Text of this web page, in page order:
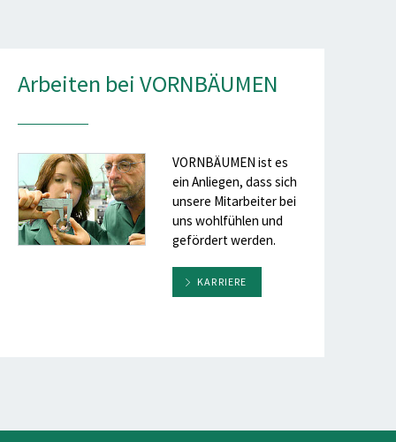
Arbeiten bei VORNBÄUMEN
VORNBÄUMEN ist es
ein Anliegen, dass sich
unsere Mitarbeiter bei
uns wohlfühlen und
gefördert werden.
KARRIERE